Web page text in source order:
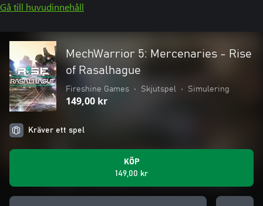
Gå till huvudinnehåll
MechWarrior 5: Mercenaries - Rise
of Rasalhague
Fireshine Games • Skjutspel • Simulering
149,00 kr
Kräver ett spel
KÖP
149,00 kr